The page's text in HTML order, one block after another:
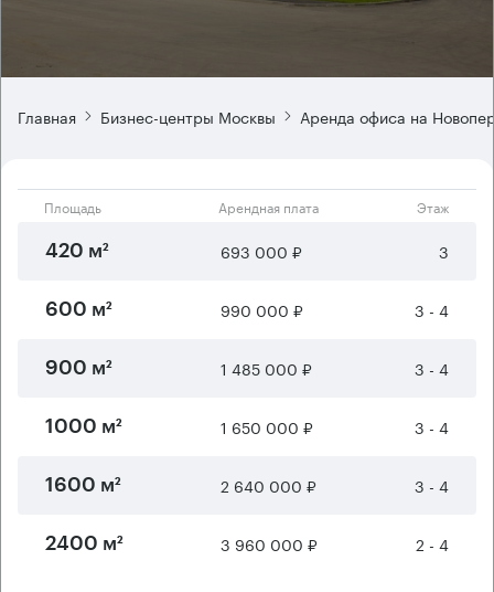
Главная Бизнес-центры Москвы Аренда офиса на
Площадь Арендная плата Этаж
420 м² 693 000 ₽ 3
600 м² 990 000 ₽ 3 - 4
900 м² 1 485 000 ₽ 3 - 4
1000 м² 1 650 000 ₽ 3 - 4
1600 м² 2 640 000 ₽ 3 - 4
2400 м² 3 960 000 ₽ 2 - 4